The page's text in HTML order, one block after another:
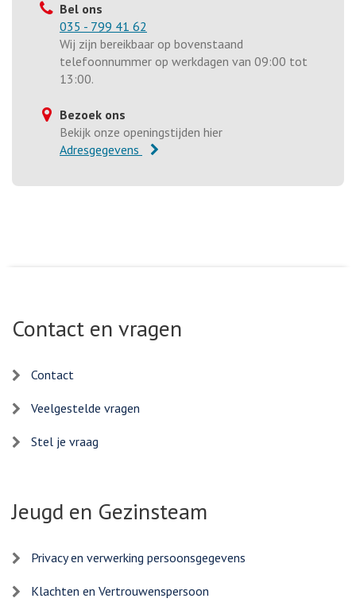
Bel ons
035 - 799 41 62
Wij zijn bereikbaar op bovenstaand
telefoonnummer op werkdagen van 09:00 tot
13:00.
Bezoek ons
Bekijk onze openingstijden hier
Adresgegevens
Contact en vragen
Contact
Veelgestelde vragen
Stel je vraag
Jeugd en Gezinsteam
Privacy en verwerking persoonsgegevens
Klachten en Vertrouwenspersoon